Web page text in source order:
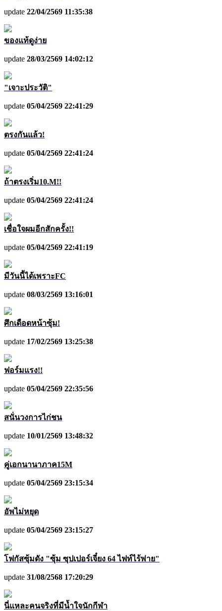
update 22/04/2569 11:35:38
ของแท้ดูง่าย
update 28/03/2569 14:02:12
"เจาะประวัติ"
update 05/04/2569 22:41:29
ตรงกันแล้ว!
update 05/04/2569 22:41:24
ถ้าตรงเริ่ม10.M!!
update 05/04/2569 22:41:24
เชื่อใจผมอีกสักครั้ง!!
update 05/04/2569 22:41:19
มีวันนี้ได้เพราะFC
update 08/03/2569 13:16:01
ศึกเดือดหน้าซุ้ม!
update 17/02/2569 13:25:38
ฟอร์มแรง!!
update 05/04/2569 22:35:56
สนั่นวงการไก่ชน
update 10/01/2569 13:48:32
คู่เอกนานาภาค15M
update 05/04/2569 23:15:34
อัพไม่หยุด
update 05/04/2569 23:15:27
โฟกัสซุ้มดัง "ซุ้ม ซุปเปอร์เจี๋ยง 64 ไฟท์ไร้พ่าย"
update 31/08/2568 17:20:29
นี่แหละคนจริงที่มีน้ำใจนักกีฬา